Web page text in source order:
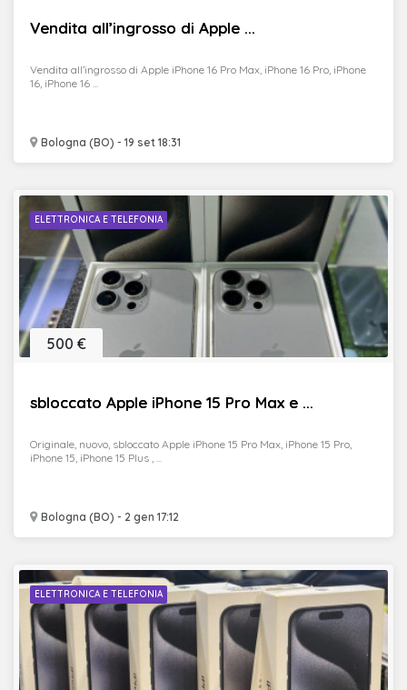
Vendita all’ingrosso di Apple ...
Bologna (BO) - 19 set 18:31
Vendita all’ingrosso di Apple iPhone 16 Pro Max, iPhone 16 Pro, iPhone
16, iPhone 16 ...
ELETTRONICA E TELEFONIA
sbloccato Apple iPhone 15 Pro Max e ...
Bologna (BO) - 2 gen 17:12
500 €
Originale, nuovo, sbloccato Apple iPhone 15 Pro Max, iPhone 15 Pro,
iPhone 15, iPhone 15 Plus , ...
ELETTRONICA E TELEFONIA